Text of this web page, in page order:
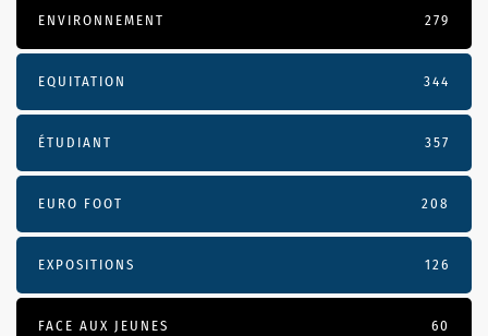
ENVIRONNEMENT 279
EQUITATION 344
ÉTUDIANT 357
EURO FOOT 208
EXPOSITIONS 126
FACE AUX JEUNES 60